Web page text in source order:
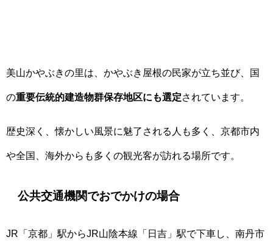
美山かやぶきの里は、かやぶき屋根の民家が立ち並び、国
の重要伝統的建造物群保存地区にも選定されています。
歴史深く、懐かしい風景に魅了される人も多く、京都市内
や全国、海外からも多くの観光客が訪れる場所です。
公共交通機関でおでかけの場合
JR「京都」駅からJR山陰本線「日吉」駅で下車し、南丹市